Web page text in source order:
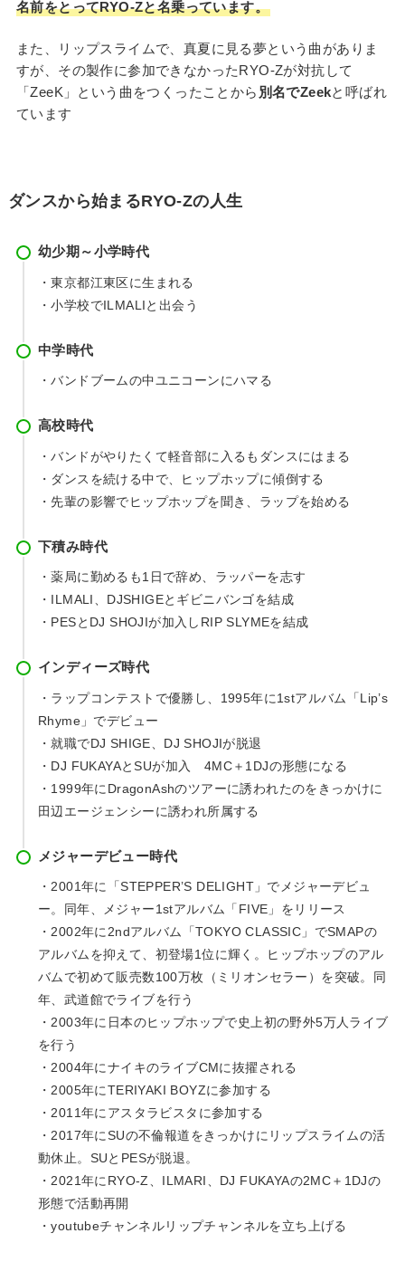
名前をとってRYO-Zと名乗っています。
また、リップスライムで、真夏に見る夢という曲がありま
すが、その製作に参加できなかったRYO-Zが対抗して
「ZeeK」という曲をつくったことから 別名でZeekと呼ばれ
ています
ダンスから始まるRYO-Zの人生
幼少期～小学時代
・東京都江東区に生まれる
・小学校でILMALIと出会う
中学時代
・バンドブームの中ユニコーンにハマる
高校時代
・バンドがやりたくて軽音部に入るもダンスにはまる
・ダンスを続ける中で、ヒップホップに傾倒する
・先輩の影響でヒップホップを聞き、ラップを始める
下積み時代
・薬局に勤めるも1日で辞め、ラッパーを志す
・ILMALI、DJSHIGEとギビニバンゴを結成
・PESとDJ SHOJIが加入しRIP SLYMEを結成
インディーズ時代
・ラップコンテストで優勝し、1995年に1stアルバム「Lip’s
Rhyme」でデビュー
・就職でDJ SHIGE、DJ SHOJIが脱退
・DJ FUKAYAとSUが加入 4MC＋1DJの形態になる
・1999年にDragonAshのツアーに誘われたのをきっかけに
田辺エージェンシーに誘われ所属する
メジャーデビュー時代
・2001年に「STEPPER’S DELIGHT」でメジャーデビュ
ー。同年、メジャー1stアルバム「FIVE」をリリース
・2002年に2ndアルバム「TOKYO CLASSIC」でSMAPの
アルバムを抑えて、初登場1位に輝く。ヒップホップのアル
バムで初めて販売数100万枚（ミリオンセラー）を突破。同
年、武道館でライブを行う
・2003年に日本のヒップホップで史上初の野外5万人ライブ
を行う
・2004年にナイキのライブCMに抜擢される
・2005年にTERIYAKI BOYZに参加する
・2011年にアスタラビスタに参加する
・2017年にSUの不倫報道をきっかけにリップスライムの活
動休止。SUとPESが脱退。
・2021年にRYO-Z、ILMARI、DJ FUKAYAの2MC＋1DJの
形態で活動再開
・youtubeチャンネルリップチャンネルを立ち上げる